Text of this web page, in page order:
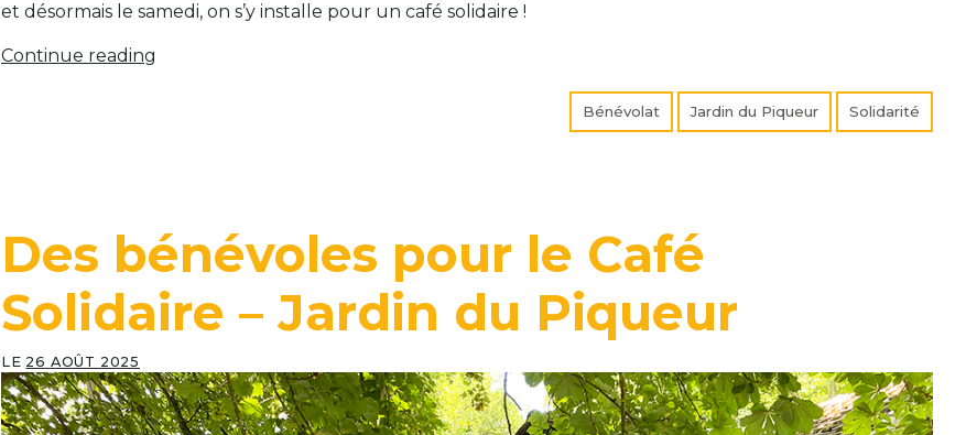
et désormais le samedi, on s’y installe pour un café solidaire !
Continue reading
Bénévolat Jardin du Piqueur Solidarité
Des bénévoles pour le Café
Solidaire – Jardin du Piqueur
LE 26 AOÛT 2025